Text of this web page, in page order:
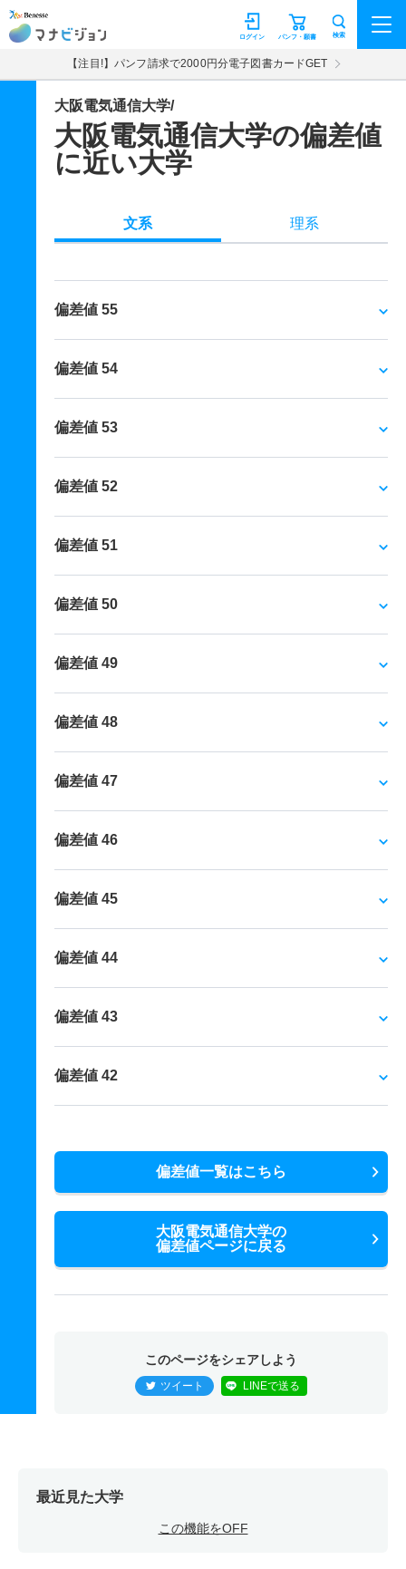
マナビジョン パンフ・願書
ログイン 検索
【注目!】パンフ請求で2000円分電子図書カードGET
大阪電気通信大学/
大阪電気通信大学の偏差値
に近い大学
文系 理系
偏差値 55
偏差値 54
偏差値 53
偏差値 52
偏差値 51
偏差値 50
偏差値 49
偏差値 48
偏差値 47
偏差値 46
偏差値 45
偏差値 44
偏差値 43
偏差値 42
偏差値一覧はこちら
大阪電気通信大学の
偏差値ページに戻る
このページをシェアしよう
ツイート LINEで送る
最近見た大学
この機能をOFF